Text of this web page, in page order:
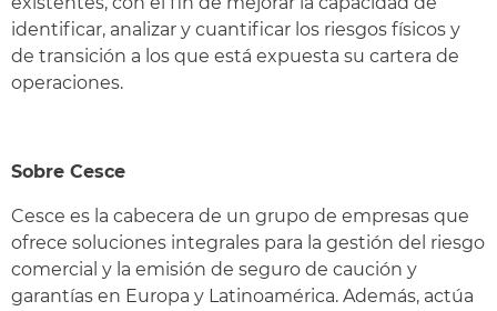
identificar, analizar y cuantificar los riesgos físicos y
de transición a los que está expuesta su cartera de
operaciones.
Sobre Cesce
Cesce es la cabecera de un grupo de empresas que
ofrece soluciones integrales para la gestión del riesgo
comercial y la emisión de seguro de caución y
garantías en Europa y Latinoamérica. Además, actúa